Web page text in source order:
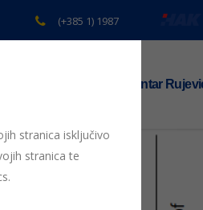
(+385 1) 1987
TS centar
stranica isključivo
stranica te